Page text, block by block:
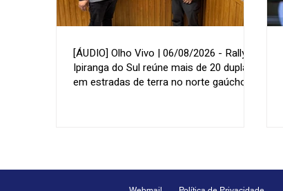
[ÁUDIO] Olho Vivo | 06/08/2026 - Rally de
Ipiranga do Sul reúne mais de 20 duplas
em estradas de terra no norte gaúcho